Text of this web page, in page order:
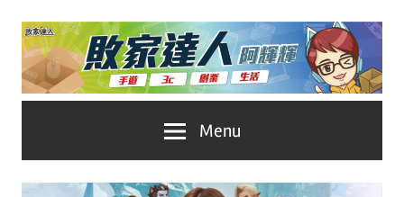
Skip
content
家
No.1
遊
Menu